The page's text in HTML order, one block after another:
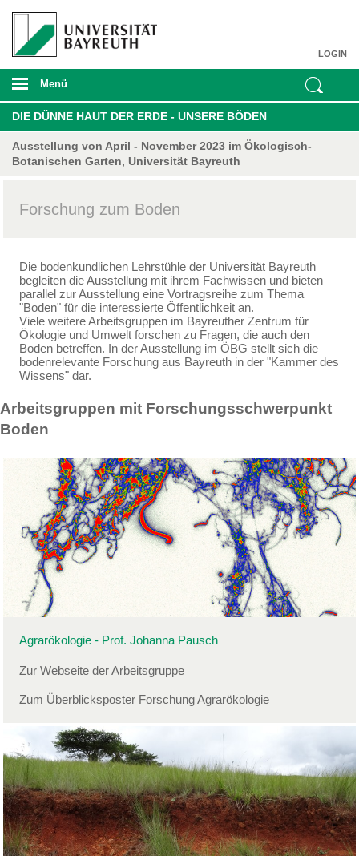
LOGIN
Menü
DIE DÜNNE HAUT DER ERDE - UNSERE BÖDEN
Ausstellung von April - November 2023 im Ökologisch-
Botanischen Garten, Universität Bayreuth
Forschung zum Boden
Die bodenkundlichen Lehrstühle der Universität Bayreuth
begleiten die Ausstellung mit ihrem Fachwissen und bieten
parallel zur Ausstellung eine Vortragsreihe zum Thema
"Boden" für die interessierte Öffentlichkeit an.
Viele weitere Arbeitsgruppen im Bayreuther Zentrum für
Ökologie und Umwelt forschen zu Fragen, die auch den
Boden betreffen. In der Ausstellung im ÖBG stellt sich die
bodenrelevante Forschung aus Bayreuth in der "Kammer des
Wissens" dar.
Arbeitsgruppen mit Forschungsschwerpunkt
Boden
Agrarökologie - Prof. Johanna Pausch
Zur Webseite der Arbeitsgruppe
Zum Überblicksposter Forschung Agrarökologie